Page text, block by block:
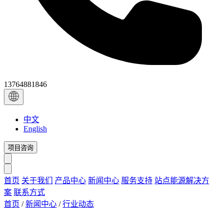
13764881846
中文
English
项目咨询
首页 关于我们 产品中心 新闻中心 服务支持 站点能源解决方
案 联系方式
首页 / 新闻中心 / 行业动态